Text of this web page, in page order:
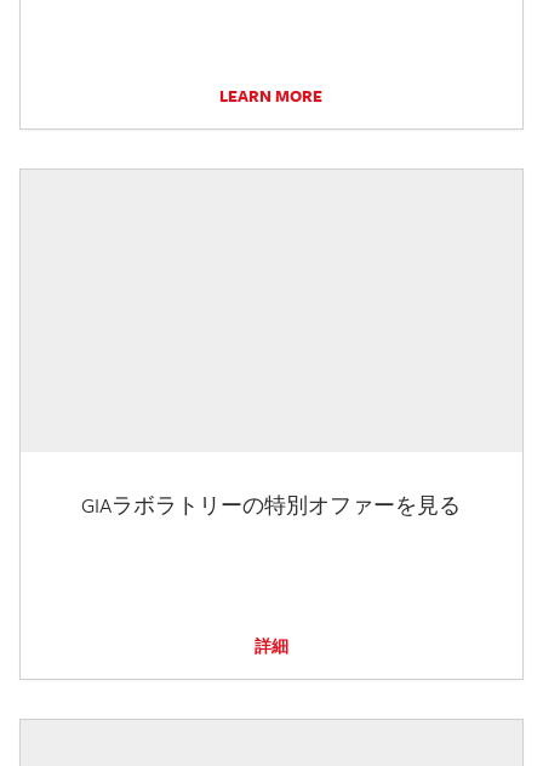
LEARN MORE
GIAラボラトリーの特別オファーを見る
詳細